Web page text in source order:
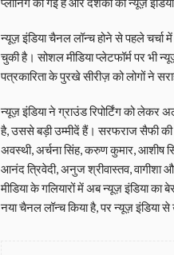
न्यूज़ इंडिया चैनल लॉन्च होने से पहले चर्चा
चुकी है। सोशल मीडिया प्लेटफॉर्म पर भी
पत्रकारिता के पुरखे सीरीज़ को लोगों ने
न्यूज़ इंडिया ने ग्राउंड रिपोर्टिंग को लेकर
है, उससे बड़ी उम्मीदें हैं। सरफराज सैफी
अवस्थी, अर्चना सिंह, करुण कुमार, आशीष
आनंद त्रिवेदी, अनुज श्रीवास्तव,
मीडिया के गलियारों में अब न्यूज़ इंडिया
नया चैनल लॉन्च किया है, पर न्यूज़ इंडिया से